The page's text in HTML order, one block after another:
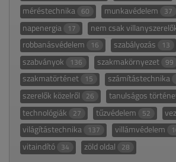
méréstechnika 60 munkavédelem 37
napenergia 17 nem csak
robbanásvédelem 16 szabályozás 13
szabványok 136 szakmakörnyezet 99
szakmatörténet 15 számítástechnika
szerelők közelről 26 tanulságos
technológiák 27 tűzvédelem 52
világítástechnika 137 villámvédelem
vitaindító 34 zöld oldal 28